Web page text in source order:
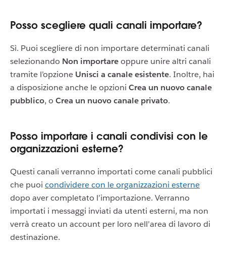
Posso scegliere quali canali importare?
Sì. Puoi scegliere di non importare determinati canali
selezionando Non importareoppure unire altri canali
tramite l’opzione Unisci a canale esistente. Inoltre, hai
a disposizione anche le opzioni Crea un nuovo canale
pubblico, o Crea un nuovo canale privato.
Posso importare i canali condivisi con le
organizzazioni esterne?
Questi canali verranno importati come canali pubblici
che puoi condividere con le organizzazioni esterne
dopo aver completato l’importazione. Verranno
importati i messaggi inviati da utenti esterni, ma non
verrà creato un account per loro nell’area di lavoro di
destinazione.